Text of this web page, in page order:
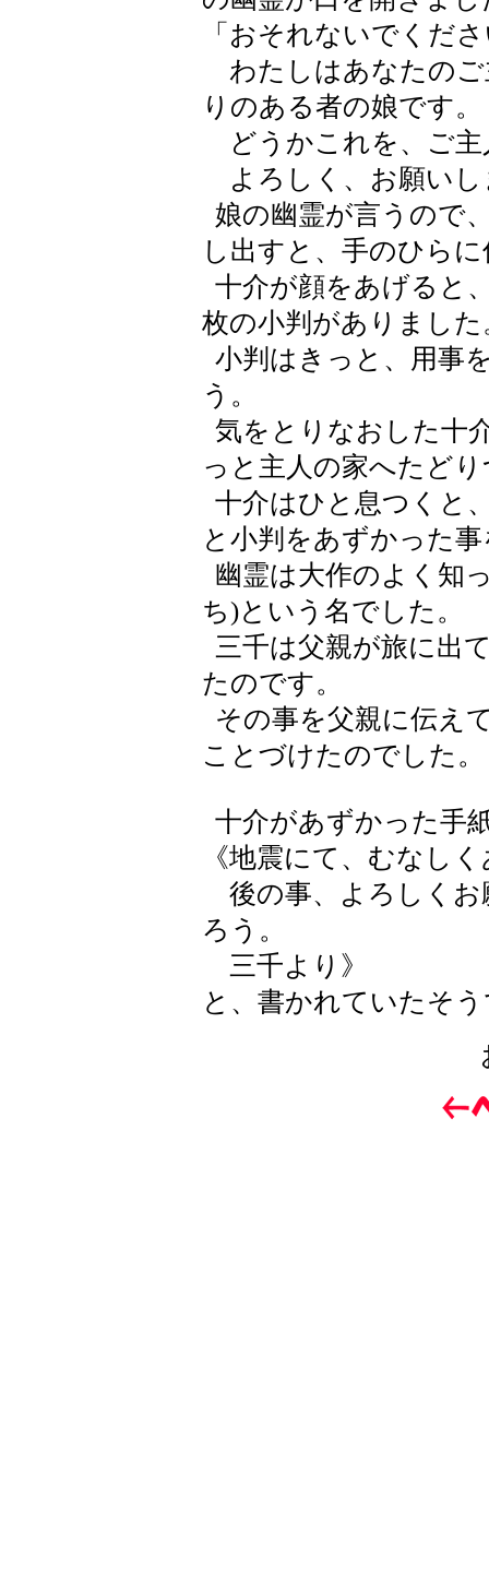
「おそれないでくだ
わたしはあなたのご
りのある者の娘です。
どうかこれを、ご主
よろしく、お願いし
娘の幽霊が言うので
し出すと、手のひら
十介が顔をあげると
枚の小判がありました
小判はきっと、用事
う。
気をとりなおした十
っと主人の家へたど
十介はひと息つくと
と小判をあずかった
幽霊は大作のよく知
ち)という名でした。
三千は父親が旅に出
たのです。
その事を父親に伝え
ことづけたのでした。
十介があずかった手
《地震にて、むなし
後の事、よろしくお
ろう。
三千より》
と、書かれていたそ